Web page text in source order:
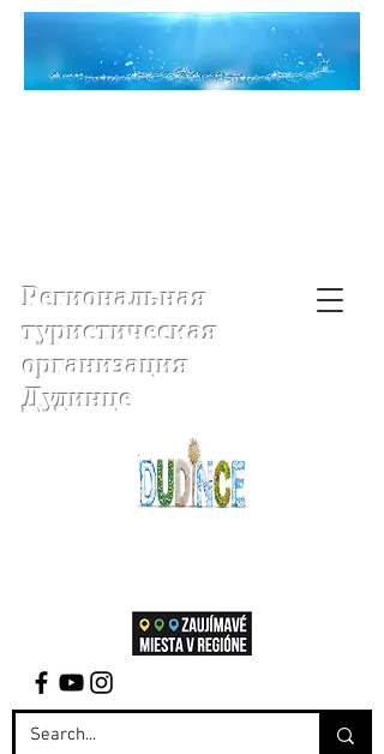
Региональная
туристическая
организация
Дудинце